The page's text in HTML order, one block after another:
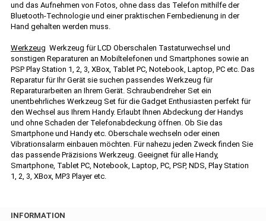
und das Aufnehmen von Fotos, ohne dass das Telefon mithilfe der
Bluetooth-Technologie und einer praktischen Fernbedienung in der
Hand gehalten werden muss.
Werkzeug Werkzeug für LCD Oberschalen Tastaturwechsel und
sonstigen Reparaturen an Mobiltelefonen und Smartphones sowie an
PSP Play Station 1, 2, 3, XBox, Tablet PC, Notebook, Laptop, PC etc. Das
Reparatur für Ihr Gerät sie suchen passendes Werkzeug für
Reparaturarbeiten an Ihrem Gerät. Schraubendreher Set ein
unentbehrliches Werkzeug Set für die Gadget Enthusiasten perfekt für
den Wechsel aus Ihrem Handy. Erlaubt Ihnen Abdeckung der Handys
und ohne Schaden der Telefonabdeckung öffnen. Ob Sie das
Smartphone und Handy etc. Oberschale wechseln oder einen
Vibrationsalarm einbauen möchten. Für nahezu jeden Zweck finden Sie
das passende Präzisions Werkzeug. Geeignet für alle Handy,
Smartphone, Tablet PC, Notebook, Laptop, PC, PSP, NDS, Play Station
1, 2, 3, XBox, MP3 Player etc.
INFORMATION